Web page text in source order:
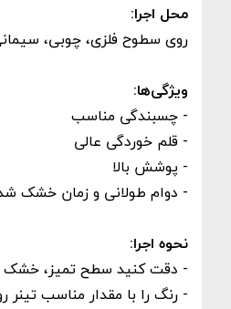
محل اجرا:
روی سطوح فلزی، چوبی،
ویژگی‌ها:
- چسبندگی مناسب
- قلم خوردگی عالی
- پوشش بالا
- دوام طولانی و زمان خشک
نحوه اجرا:
- دقت کنید سطح تمیز، خشک و
- رنگ را با مقدار مناسب